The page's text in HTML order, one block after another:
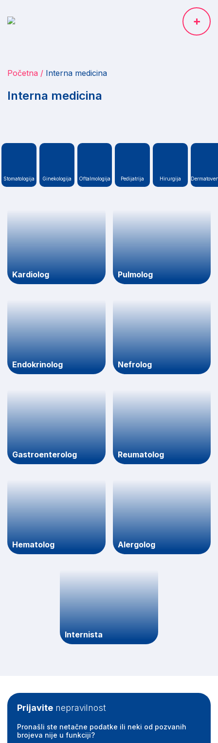
Početna Interna medicina
Interna medicina
Stomatologija Ginekologija Oftalmologija Pedijatrija Hirurgija
Kardiolog Pulmolog
Endokrinolog Nefrolog
Gastroenterolog Reumatolog
Hematolog Alergolog
Internista
Prijavite nepravilnost
Pronašli ste netačne podatke ili neki od pozvanih
brojeva nije u funkciji?